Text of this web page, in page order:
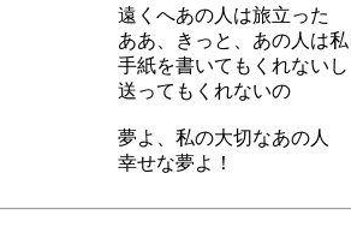
遠くへあの人は旅立った
ああ、きっと、あの人は私
手紙を書いてもくれないし
送ってもくれないの
夢よ、私の大切なあの人
幸せな夢よ！